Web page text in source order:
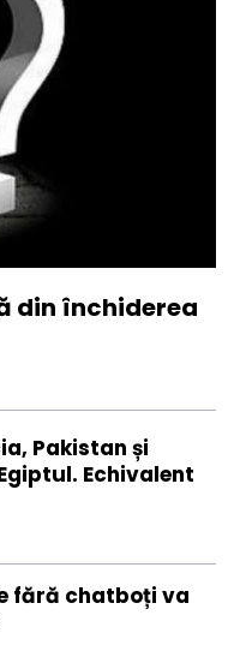
din închiderea
Pakistan și
Echivalent
fără chatboți va